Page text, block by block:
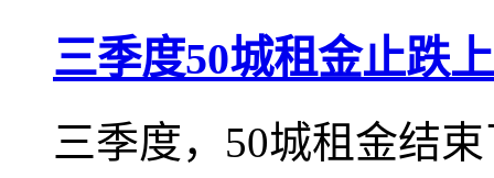
三季度50城租金止跌
三季度，50城租金结